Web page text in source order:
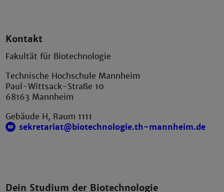
Kontakt
Fakultät für Biotechnologie
Technische Hochschule Mannheim
Paul-Wittsack-Straße 10
68163 Mannheim
Gebäude H, Raum 1111
sekretariat@biotechnologie.th-mannheim.de
Dein Studium der Biotechnologie